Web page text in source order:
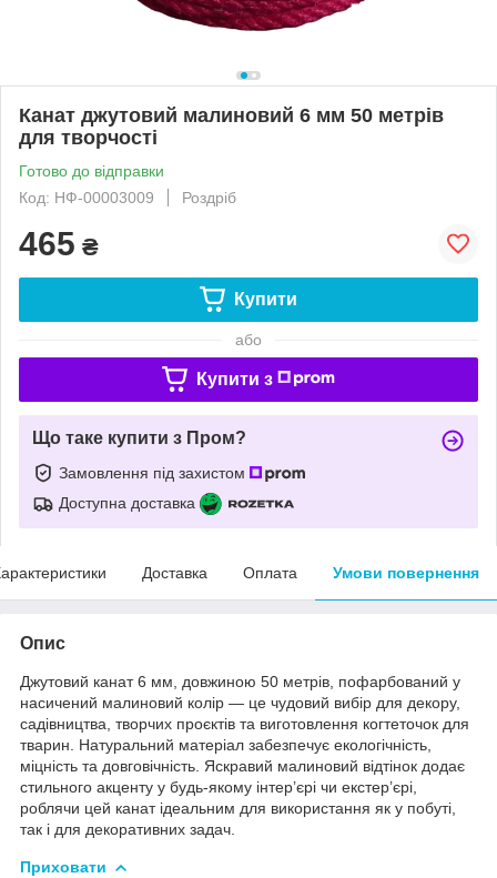
Канат джутовий малиновий 6 мм 50 метрів
для творчості
Готово до відправки
Код: НФ-00003009
Роздріб
465 ₴
Купити
або
Купити з
Що таке купити з Пром?
Замовлення під захистом
Доступна доставка
Доставка Оплата Умови повернення
Опис
Джутовий канат 6 мм, довжиною 50 метрів, пофарбований у
насичений малиновий колір — це чудовий вибір для декору,
садівництва, творчих проєктів та виготовлення когтеточок для
тварин. Натуральний матеріал забезпечує екологічність,
міцність та довговічність. Яскравий малиновий відтінок додає
стильного акценту у будь-якому інтер’єрі чи екстер’єрі,
роблячи цей канат ідеальним для використання як у побуті,
так і для декоративних задач.
Приховати